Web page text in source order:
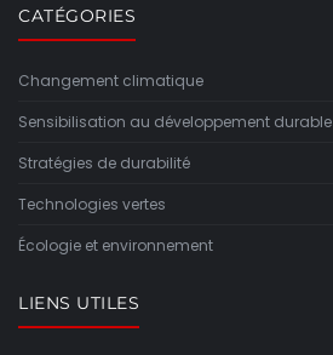
CATÉGORIES
Changement climatique
Sensibilisation au développement durable
Stratégies de durabilité
Technologies vertes
Écologie et environnement
LIENS UTILES